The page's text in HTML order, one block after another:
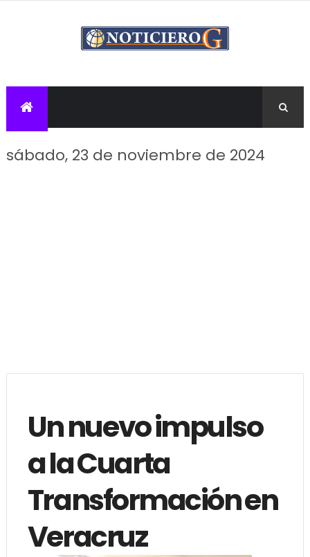
sábado, 23 de noviembre de 2024
Un nuevo impulso
a la Cuarta
Transformación en
Veracruz